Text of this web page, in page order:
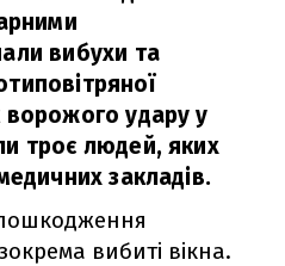
вибухи та
ворожого удару у
троє людей, яких
закладів.
вибиті вікна.